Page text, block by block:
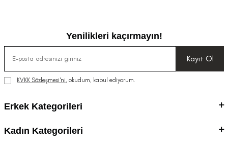
Yenilikleri kaçırmayın!
Kayıt Ol
KVKK Sözleşmesi'ni, okudum, kabul ediyorum.
Erkek Kategorileri
Kadın Kategorileri